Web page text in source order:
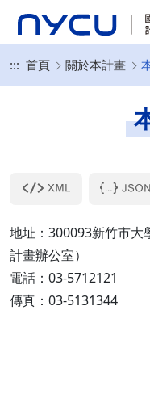
::: 首頁 關於本計畫
地址：300093新竹市大
計畫辦公室）
電話：03-5712121
傳真：03-5131344